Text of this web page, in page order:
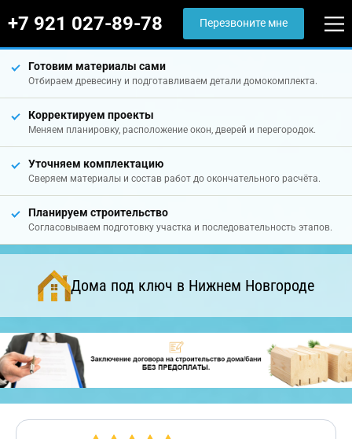
+7 921 027-89-78 Перезвоните мне
Готовим материалы сами
Отбираем древесину и подготавливаем детали домокомплекта.
Корректируем проекты
Меняем планировку, расположение окон, дверей и перегородок.
Уточняем комплектацию
Сверяем материалы и состав работ до окончательного расчёта.
Планируем строительство
Согласовываем подготовку участка и последовательность этапов.
Дома под ключ в Нижнем Новгороде